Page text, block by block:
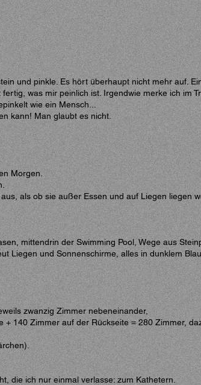
und pinkle. Es hört überhaupt nicht mehr auf.
was mir peinlich ist. Irgendwie merke ich im
wie ein Mensch...
kann! Man glaubt es nicht.
Morgen.
als ob sie außer Essen und auf Liegen liegen
mittendrin der Swimming Pool, Wege aus
Liegen und Sonnenschirme, alles in dunklem
zwanzig Zimmer nebeneinander,
+ 140 Zimmer auf der Rückseite = 280 Zimmer,
die ich nur einmal verlasse: zum Kathetern.